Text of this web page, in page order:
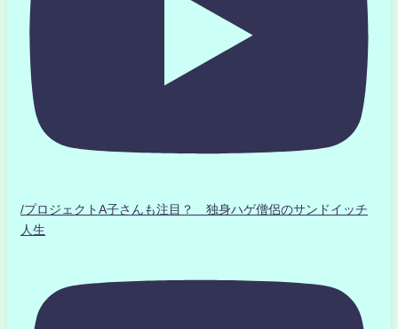
/プロジェクトA子さんも注目？ 独身ハゲ僧侶のサンドイッチ
人生